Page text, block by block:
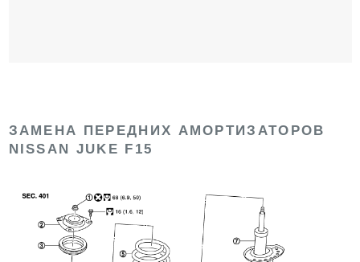
ЗАМЕНА ПЕРЕДНИХ АМОРТИЗАТОРОВ
NISSAN JUKE F15